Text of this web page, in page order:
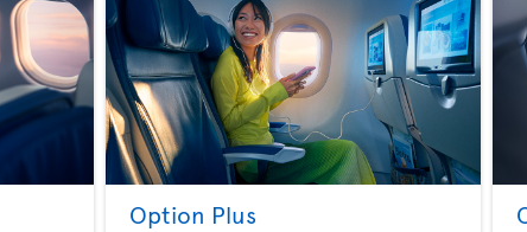
Option Plus